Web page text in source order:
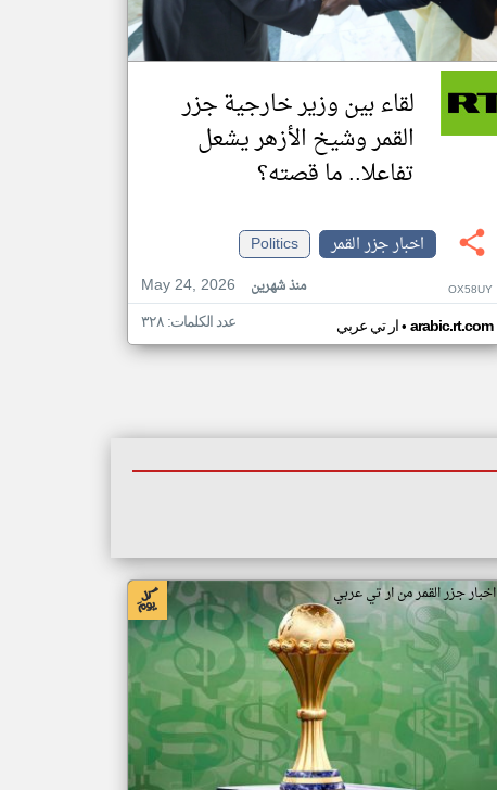
لقاء بين وزير خارجية جزر
القمر وشيخ الأزهر يشعل
تفاعلا.. ما قصته؟
اخبار جزر القمر
Politics
May 24, 2026
منذ شهرين OX58UY
ار تي عربي• arabic.rt.com عدد الكلمات: ٣٢٨
اخبار جزر القمر من ار تي عربي